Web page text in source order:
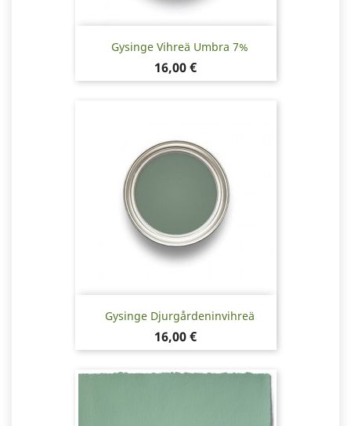
Gysinge Vihreä Umbra 7%
Hinta
16,00 €
Gysinge Djurgårdeninvihreä
Hinta
16,00 €